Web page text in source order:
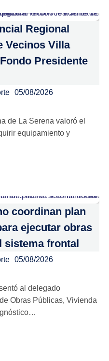
Regional
Vecinos Villa
Presidente
05/08/2026
de La Serena valoró el
equipamiento y
coordinan plan
ejecutar obras
sistema frontal
05/08/2026
al delegado
Obras Públicas, Vivienda